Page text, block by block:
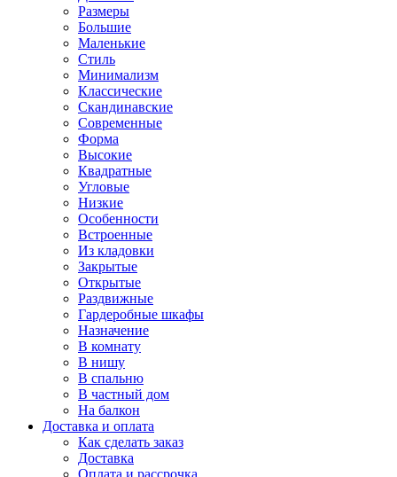
Размеры
Большие
Маленькие
Стиль
Минимализм
Классические
Скандинавские
Современные
Форма
Высокие
Квадратные
Угловые
Низкие
Особенности
Встроенные
Из кладовки
Закрытые
Открытые
Раздвижные
Гардеробные шкафы
Назначение
В комнату
В нишу
В спальню
В частный дом
На балкон
Доставка и оплата
Как сделать заказ
Доставка
Оплата и рассрочка